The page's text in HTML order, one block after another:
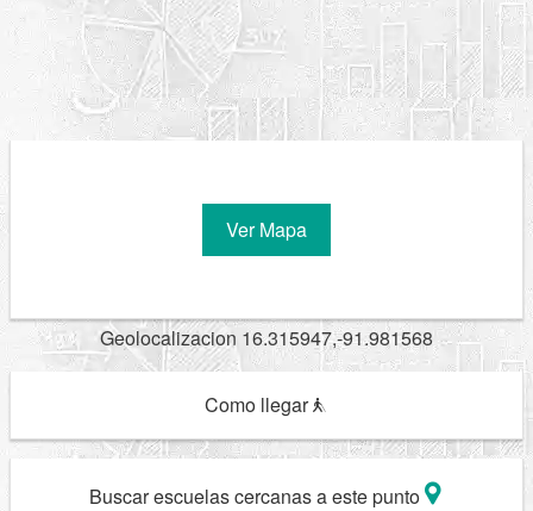
Ver Mapa
Geolocalizacion 16.315947,-91.981568
Como llegar
Buscar escuelas cercanas a este punto